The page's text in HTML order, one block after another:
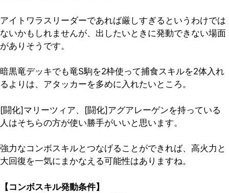
アイトワラスリーダーであれば厳しすぎるというわけでは
ないかもしれませんが、出したいときに発動できない場面
がありそうです。
暗黒竜デッキでも竜S駒を2枠使って捕食スキルを2体入れ
るよりは、アタッカーを多めに入れたいところ。
[闘化]マリーツィア、[闘化]アグアレーゲンを持っている
人はそちらの方が使い勝手がいいと思います。
強力なコンボスキルとつなげることができれば、高火力と
大回復を一気にまかなえる可能性はありますね。
【コンボスキル発動条件】